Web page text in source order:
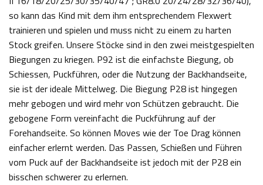
so kann das Kind mit dem ihm entsprechendem Flexwert
trainieren und spielen und muss nicht zu einem zu harten
Stock greifen. Unsere Stöcke sind in den zwei meistgespielten
Biegungen zu kriegen. P92 ist die einfachste Biegung, ob
Schiessen, Puckführen, oder die Nutzung der Backhandseite,
sie ist der ideale Mittelweg. Die Biegung P28 ist hingegen
mehr gebogen und wird mehr von Schützen gebraucht. Die
gebogene Form vereinfacht die Puckführung auf der
Forehandseite. So können Moves wie der Toe Drag können
einfacher erlernt werden. Das Passen, Schießen und Führen
vom Puck auf der Backhandseite ist jedoch mit der P28 ein
bisschen schwerer zu erlernen.